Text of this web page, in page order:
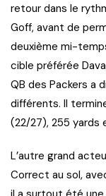
retour dans le
Goff, avant de
deuxième mi-
cible préférée
QB des Packers a
différents. Il
(22/27), 255 yards
L’autre grand
Correct au sol,